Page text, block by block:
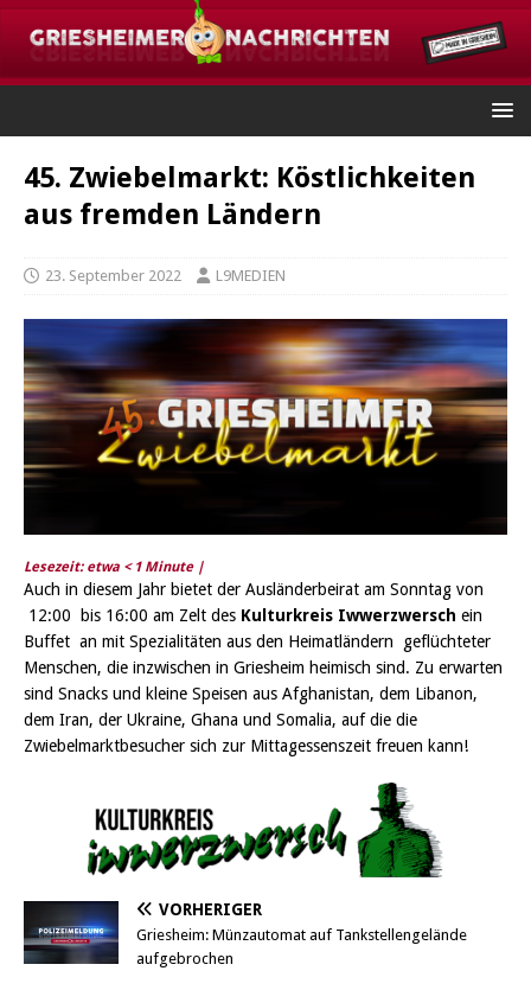
45. Zwiebelmarkt: Köstlichkeiten
aus fremden Ländern
23. September 2022 L9MEDIEN
Lesezeit: etwa < 1 Minute |
Auch in diesem Jahr bietet der Ausländerbeirat am Sonntag von
12:00 bis 16:00 am Zelt des Kulturkreis Iwwerzwersch ein
Buffet an mit Spezialitäten aus den Heimatländern geflüchteter
Menschen, die inzwischen in Griesheim heimisch sind. Zu erwarten
sind Snacks und kleine Speisen aus Afghanistan, dem Libanon,
dem Iran, der Ukraine, Ghana und Somalia, auf die die
Zwiebelmarktbesucher sich zur Mittagessenszeit freuen kann!
VORHERIGER
Griesheim: Münzautomat auf Tankstellengelände
aufgebrochen